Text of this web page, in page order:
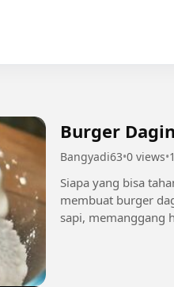
Burger
Bangyadi63•0 views•
Siapa yang bisa
membuat burger
sapi, memanggang